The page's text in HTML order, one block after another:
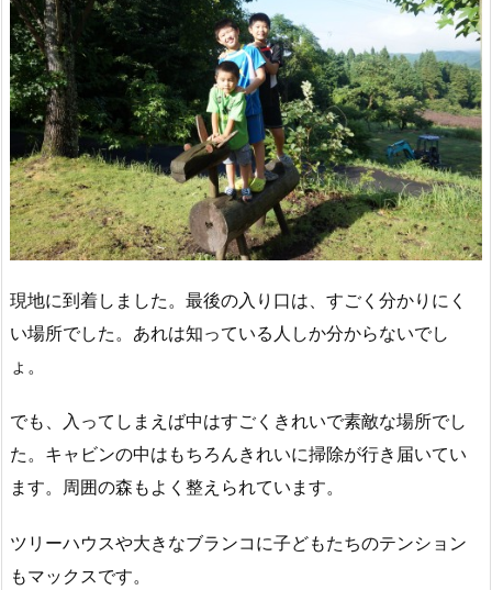
現地に到着しました。最後の入り口は、すごく分かりにく
い場所でした。あれは知っている人しか分からないでし
ょ。
でも、入ってしまえば中はすごくきれいで素敵な場所でし
た。キャビンの中はもちろんきれいに掃除が行き届いてい
ます。周囲の森もよく整えられています。
ツリーハウスや大きなブランコに子どもたちのテンション
もマックスです。